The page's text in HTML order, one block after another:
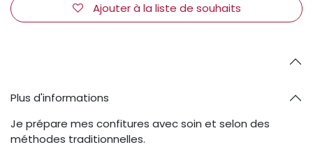
Ajouter à la liste de souhaits
Plus d'informations
Je prépare mes confitures avec soin et selon des
méthodes traditionnelles.